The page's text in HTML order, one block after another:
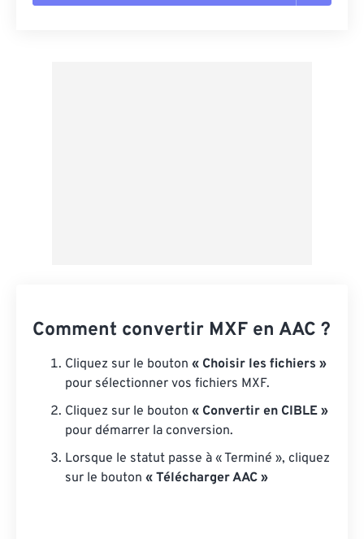
Comment convertir MXF en AAC ?
Cliquez sur le bouton « Choisir les fichiers »
pour sélectionner vos fichiers MXF.
Cliquez sur le bouton « Convertir en CIBLE »
pour démarrer la conversion.
Lorsque le statut passe à « Terminé », cliquez
sur le bouton « Télécharger AAC »